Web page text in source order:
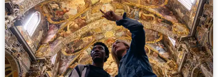


56.051 opiniones
free tour por Valencia
centro
histórico